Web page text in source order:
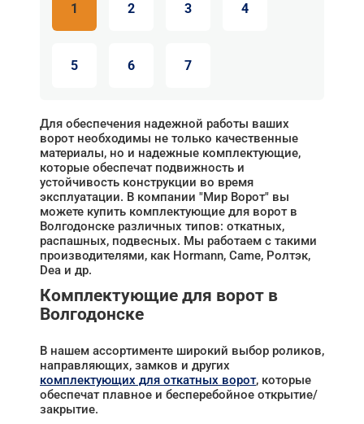
1 2 3 4
5 6 7
Для обеспечения надежной работы ваших
ворот необходимы не только качественные
материалы, но и надежные комплектующие,
которые обеспечат подвижность и
устойчивость конструкции во время
эксплуатации. В компании "Мир Ворот" вы
можете купить комплектующие для ворот в
Волгодонске различных типов: откатных,
распашных, подвесных. Мы работаем с такими
производителями, как Hormann, Came, Ролтэк,
Dea и др.
Комплектующие для ворот в
Волгодонске
В нашем ассортименте широкий выбор роликов,
направляющих, замков и других
комплектующих для откатных ворот, которые
обеспечат плавное и бесперебойное открытие/
закрытие.